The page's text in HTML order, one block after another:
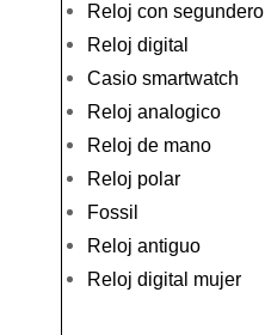
Reloj con segundero
Reloj digital
Casio smartwatch
Reloj analogico
Reloj de mano
Reloj polar
Fossil
Reloj antiguo
Reloj digital mujer